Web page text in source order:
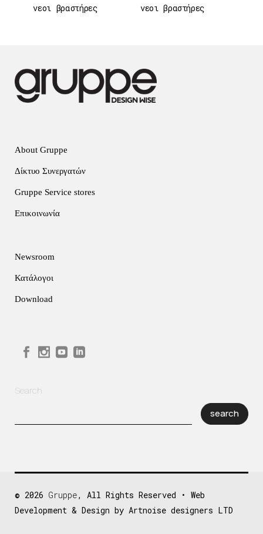
νεοι βραστήρες
νεοι βραστήρες
About Gruppe
Δίκτυο Συνεργατών
Gruppe Service stores
Επικοινωνία
Newsroom
Κατάλογοι
Download
Search
search
© 2026 Gruppe, All Rights Reserved • Web
Development & Design by Artnoise designers LTD